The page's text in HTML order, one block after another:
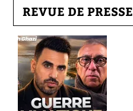
REVUE DE PRESSE